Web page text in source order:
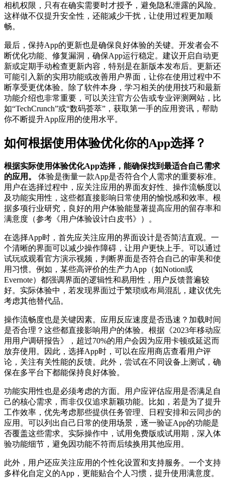
相机权限，只有在确实需要时才授予，避免隐私泄露的风险。
这样做不仅提升安全性，还能减少干扰，让使用过程更加顺
畅。
最后，保持App的更新也是确保良好体验的关键。开发者会不
断优化功能、修复漏洞，确保App运行稳定。建议开启自动更
新或定期手动检查更新内容，特别是在新版本发布后。更新还
可能引入新的实用功能或改善用户界面，让你在使用过程中不
断享受更优体验。除了软件本身，学习相关的使用技巧和最新
功能介绍也非常重要，可以关注官方公告或专业评测网站，比
如“TechCrunch”或“数码荟萃”，获取第一手的应用资讯，帮助
你不断提升App应用的使用水平。
如何根据使用体验优化你的App选择？
根据实际使用体验优化App选择，能确保找到最适合自己需求
的应用。
体验是衡量一款App是否符合个人需求的重要标准。
用户在选择过程中，应关注应用的界面友好性、操作流畅度以
及功能实用性，这些都直接影响日常使用的愉悦感和效率。根
据多项行业研究，良好的用户体验能显著提高应用的留存率和
满意度（参考《用户体验设计白皮书》）。
在选择App时，首先应关注应用的界面设计是否简洁直观。一
个清晰的界面可以减少操作障碍，让用户更快上手。可以通过
试玩或观看官方演示视频，判断界面是否符合自己的审美和使
用习惯。例如，某些高评价的生产力App（如Notion或
Evernote）都强调界面的逻辑性和易用性，用户反馈普遍较
好。实际体验中，若发现界面过于繁琐或布局混乱，建议优先
考虑其他替代品。
操作流畅度也是关键因素。应用反应速度是否迅速？加载时间
是否合理？这些都直接影响用户的体验。根据《2023年移动应
用用户调研报告》，超过70%的用户会因为应用卡顿或延迟而
放弃使用。因此，选择App时，可以在应用商店查看用户评
论，关注有关性能的反馈。此外，尝试在不同设备上测试，确
保在多平台下都能保持良好体验。
功能实用性也是必须考虑的方面。用户应评估应用是否满足自
己的核心需求，而非仅仅追求新颖功能。比如，若是为了提升
工作效率，优先考虑那些提供任务管理、日程安排和云同步的
应用。可以列出自己日常的使用场景，逐一验证App的功能是
否覆盖这些需求。实际操作中，试用免费版或试用期，深入体
验功能细节，避免因功能不符而后续换用其他应用。
此外，用户还应关注应用的个性化设置和支持服务。一个支持
多样化自定义的App，更能贴合个人习惯，提升使用满意度。